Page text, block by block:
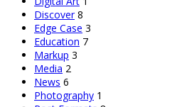
Discover 8
Edge Case 3
Education 7
Markup 3
Media 2
News 6
Photography 1